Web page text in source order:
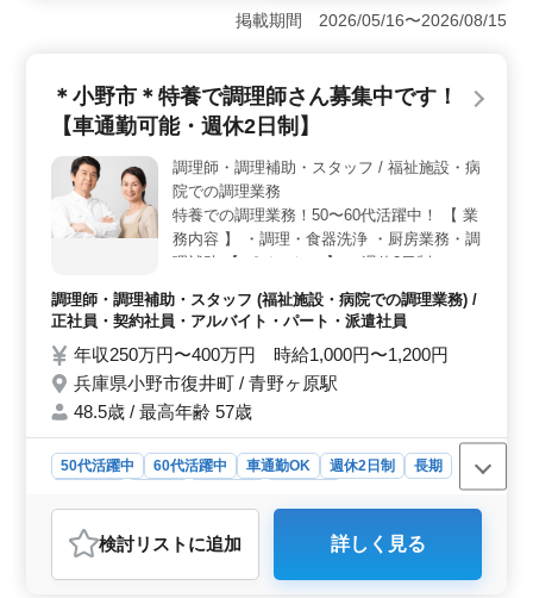
みに携わり、和食の基礎から応用まで幅広い技術を発揮
できる環境です。1年以上の調理経験があれば年齢を気に
賞与あり、交通費支給、社会保険完備で安心して長期的
に勤務できます。車通勤もできるため、通勤面の負担も
す。 ＜シニア世代が活躍する職場環境＞ 経験を活
かしてシニアが活躍中です。培ってきたスキルを活かせ
るため、新しい職場でも安心してスタートできます。
掲載期間 2026/05/16〜2026/08/15
＊小野市＊特養で調理師さん募集中です！
【車通勤可能・週休2日制】
調理師・調理補助・スタッフ / 福祉施設・病
院での調理業務
特養での調理業務！50〜60代活躍中！ 【 業
務内容 】 ・調理・食器洗浄 ・厨房業務・調
理補助 【 ポイント！ 】 ・週休2日制 ・社
る方もご応募可能！！ 皆様からのご応募お
待ちしております！
調理師・調理補助・スタッフ (福祉施設・病院での調理業務) /
正社員・契約社員・アルバイト・パート・派遣社員
年収250万円〜400万円 時給1,000円〜1,200円
兵庫県小野市復井町 / 青野ヶ原駅
48.5歳 / 最高年齢 57歳
50代活躍中 60代活躍中 車通勤OK 週休2日制
長期
調理師・調理補助・スタッフ
おすすめポイント
＜週休2日制でのバランスの取れた勤務体系＞ この小野
検討リスト に追加 詳しく見る